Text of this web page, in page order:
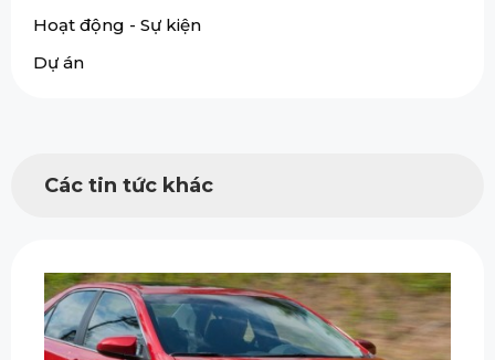
Hoạt động - Sự kiện
Dự án
Các tin tức khác